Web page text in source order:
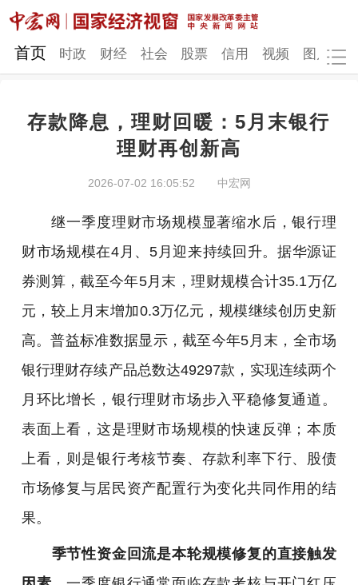
网站地图
财经 社会
图片
地方发展
首页 时政 财经 社会 股票 信用 视频 图片
存款降息，理财回暖：5月末银行
理财再创新高
2026-07-02 16:05:52 中宏网
继一季度理财市场规模显著缩水后，银行理
财市场规模在4月、5月迎来持续回升。据华源证
券测算，截至今年5月末，理财规模合计35.1万亿
元，较上月末增加0.3万亿元，规模继续创历史新
高。普益标准数据显示，截至今年5月末，全市场
银行理财存续产品总数达49297款，实现连续两个
月环比增长，银行理财市场步入平稳修复通道。
表面上看，这是理财市场规模的快速反弹；本质
上看，则是银行考核节奏、存款利率下行、股债
市场修复与居民资产配置行为变化共同作用的结
果。
季节性资金回流是本轮规模修复的直接触发